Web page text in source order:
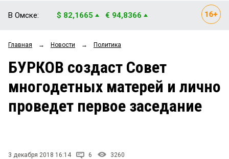
ОБЩЕСТВО
ЗАКОН
НОВОСТИ КОМПАНИЙ
Рейтинги
Блоги
Архив
В Омске: $ 82,1665 € 94,8366
Главная → Новости → Политика
БУРКОВ создаст Совет
многодетных матерей и лично
проведет первое заседание
3 декабря 2018 16:14 6 3260